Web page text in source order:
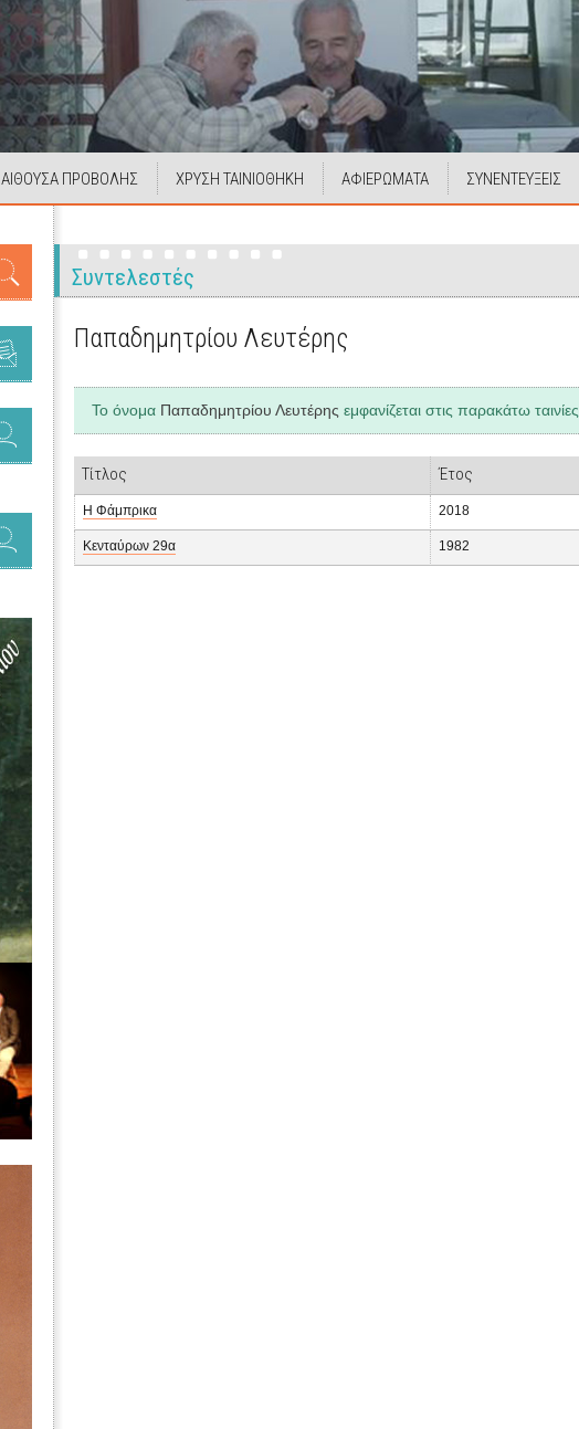
ΑΙΘΟΥΣΑ ΠΡΟΒΟΛΗΣ ΧΡΥΣΗ ΤΑΙΝΙΟΘΗΚΗ ΑΦΙΕΡΩΜΑΤΑ ΣΥΝΕΝΤΕΥΞΕΙΣ
Συντελεστές
Παπαδημητρίου Λευτέρης
Το όνομα Παπαδημητρίου Λευτέρης εμφανίζεται στις παρακάτω ταινίες
Τίτλος Έτος
Η Φάμπρικα 2018
Κενταύρων 29α 1982